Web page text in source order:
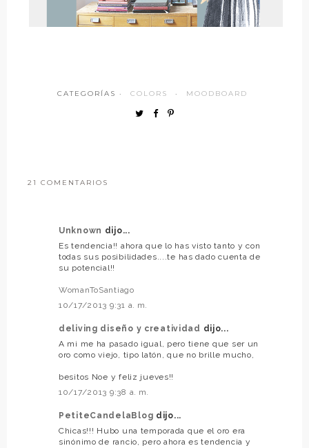
CATEGORÍAS · COLORS · MOODBOARD
21 COMENTARIOS
Unknown dijo...
Es tendencia!! ahora que lo has visto tanto y con
todas sus posibilidades....te has dado cuenta de
su potencial!!
WomanToSantiago
10/17/2013 9:31 a. m.
deliving diseño y creatividad dijo...
A mi me ha pasado igual, pero tiene que ser un
oro como viejo, tipo latón, que no brille mucho,
besitos Noe y feliz jueves!!
10/17/2013 9:38 a. m.
PetiteCandelaBlog dijo...
Chicas!!! Hubo una temporada que el oro era
sinónimo de rancio, pero ahora es tendencia y